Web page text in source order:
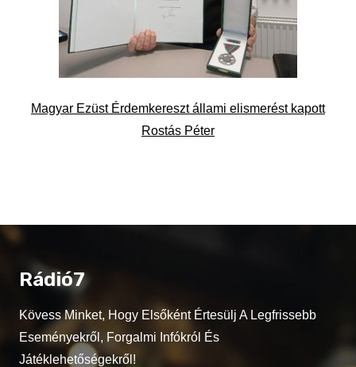
Magyar Ezüst Érdemkereszt állami elismerést kapott
Rostás Péter
Rádió7
Kövess Minket, Hogy Elsőként Értesülj A Legfrissebb
Eseményekről, Forgalmi Infókról És
Játéklehetőségekről!